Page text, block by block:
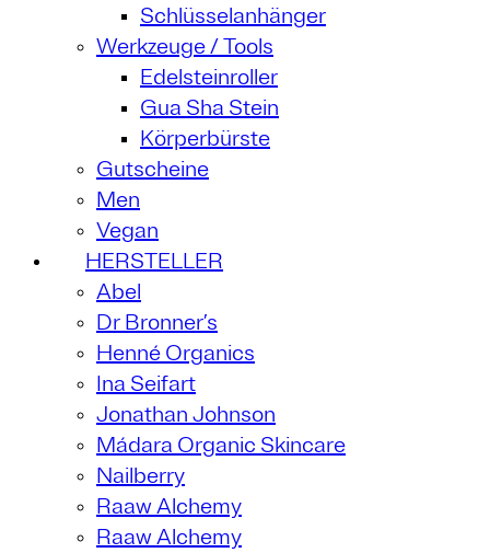
Schlüsselanhänger
Werkzeuge / Tools
Edelsteinroller
Gua Sha Stein
Körperbürste
Gutscheine
Men
Vegan
HERSTELLER
Abel
Dr Bronner’s
Henné Organics
Ina Seifart
Jonathan Johnson
Mádara Organic Skincare
Nailberry
Raaw Alchemy
Raaw Alchemy